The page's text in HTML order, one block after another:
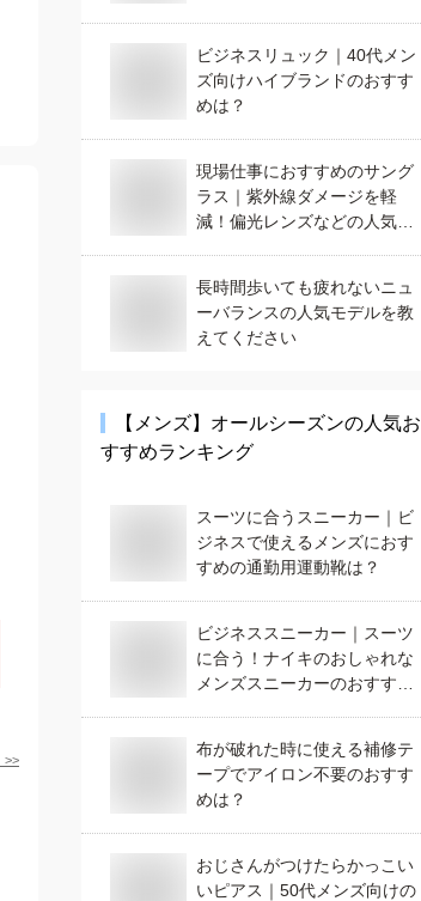
>>
ビジネスリュック｜40代メン
ズ向けハイブランドのおすす
めは？
現場仕事におすすめのサング
ラス｜紫外線ダメージを軽
減！偏光レンズなどの人気の
長時間歩いても疲れないニュ
ーバランスの人気モデルを教
えてください
【メンズ】 オールシーズンの人気お
すすめランキング
スーツに合うスニーカー｜ビ
ジネスで使えるメンズにおす
すめの通勤用運動靴は？
ビジネススニーカー｜スーツ
に合う！ナイキのおしゃれな
メンズスニーカーのおすすめ
布が破れた時に使える補修テ
ープでアイロン不要のおすす
めは？
おじさんがつけたらかっこい
いピアス｜50代メンズ向けの